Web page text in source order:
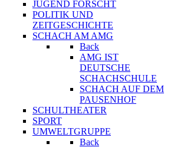
JUGEND FORSCHT
POLITIK UND
ZEITGESCHICHTE
SCHACH AM AMG
Back
AMG IST
DEUTSCHE
SCHACHSCHULE
SCHACH AUF DEM
PAUSENHOF
SCHULTHEATER
SPORT
UMWELTGRUPPE
Back